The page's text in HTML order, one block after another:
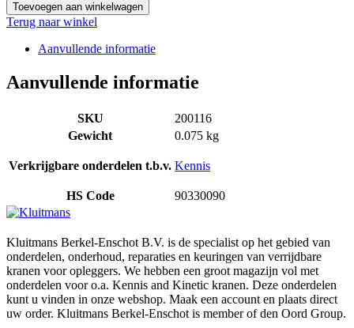
Toevoegen aan winkelwagen
Terug naar winkel
Aanvullende informatie
Aanvullende informatie
SKU
200116
Gewicht
0.075 kg
Verkrijgbare onderdelen t.b.v. Kennis
HS Code 90330090
Kluitmans Berkel-Enschot B.V. is de specialist op het gebied van
onderdelen, onderhoud, reparaties en keuringen van verrijdbare
kranen voor opleggers. We hebben een groot magazijn vol met
onderdelen voor o.a. Kennis and Kinetic kranen. Deze onderdelen
kunt u vinden in onze webshop. Maak een account en plaats direct
uw order. Kluitmans Berkel-Enschot is member of den Oord Group.